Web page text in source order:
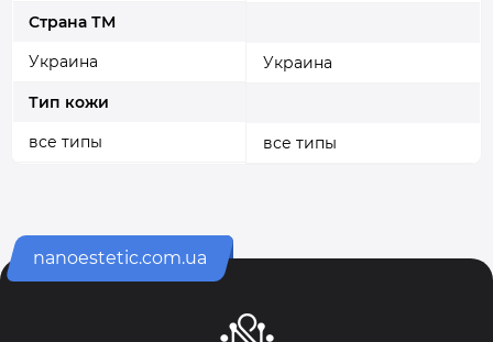
Страна ТМ
Украина
Тип кожи
все типы
Украина
все типы
nanoestetic.com.ua